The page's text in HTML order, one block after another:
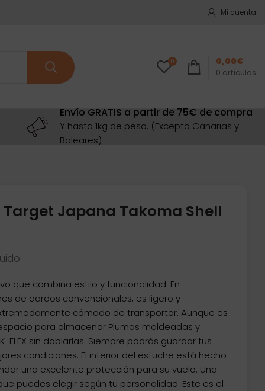
Mi cuenta
0
0 artículos
0,00€
Envío GRATIS a partir de 75€ de compra
Y hasta 1kg de peso. (Excepto Canarias y
Baleares)
Japana Takoma Shell
que combina estilo y funcionalidad. En
de dardos convencionales, es ligero y
cómodo de transportar. Aunque es
para almacenar Plumas moldeadas y
sin doblarlas. Siempre podrás guardar tus
condiciones. El interior del estuche está hecho
una excelente protección para su vuelo. Una
puedes elegir según tu personalidad. Este es el